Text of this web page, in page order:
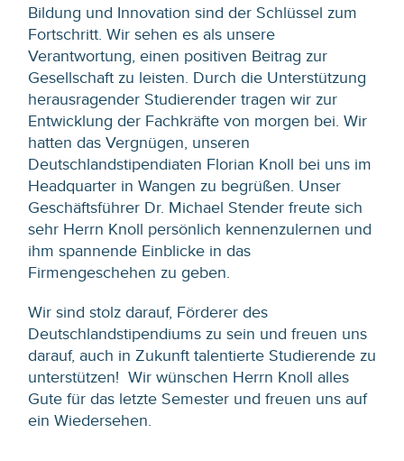
Bildung und Innovation sind der Schlüssel zum
Fortschritt. Wir sehen es als unsere
Verantwortung, einen positiven Beitrag zur
Gesellschaft zu leisten. Durch die Unterstützung
herausragender Studierender tragen wir zur
Entwicklung der Fachkräfte von morgen bei. Wir
hatten das Vergnügen, unseren
Deutschlandstipendiaten Florian Knoll bei uns im
Headquarter in Wangen zu begrüßen. Unser
Geschäftsführer Dr. Michael Stender freute sich
sehr Herrn Knoll persönlich kennenzulernen und
ihm spannende Einblicke in das
Firmengeschehen zu geben.
Wir sind stolz darauf, Förderer des
Deutschlandstipendiums zu sein und freuen uns
darauf, auch in Zukunft talentierte Studierende zu
unterstützen! Wir wünschen Herrn Knoll alles
Gute für das letzte Semester und freuen uns auf
ein Wiedersehen.